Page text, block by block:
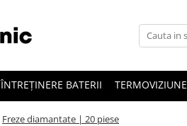
ÎNTREȚINERE BATERII TERMOVIZIUNE
Freze diamantate | 20 piese